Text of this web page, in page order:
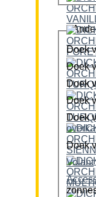
Doek
Doek
Doek
Doek
Doek
Doek
Volant